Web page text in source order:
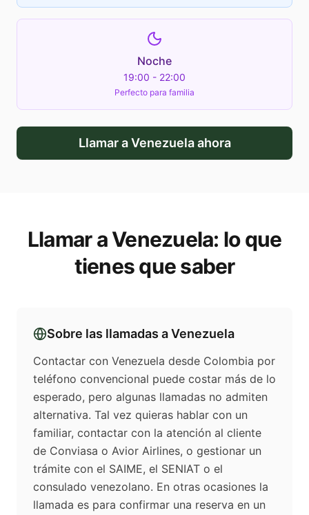
Noche
19:00 - 22:00
Perfecto para familia
Llamar aVenezuelaahora
Llamar aVenezuela: lo que
tienes que saber
Sobre las llamadas aVenezuela
Contactar con Venezuela desde Colombia por
teléfono convencional puede costar más de lo
esperado, pero algunas llamadas no admiten
alternativa. Tal vez quieras hablar con un
familiar, contactar con la atención al cliente
de Conviasa o Avior Airlines, o gestionar un
trámite con el SAIME, el SENIAT o el
consulado venezolano. En otras ocasiones la
llamada es para confirmar una reserva en un